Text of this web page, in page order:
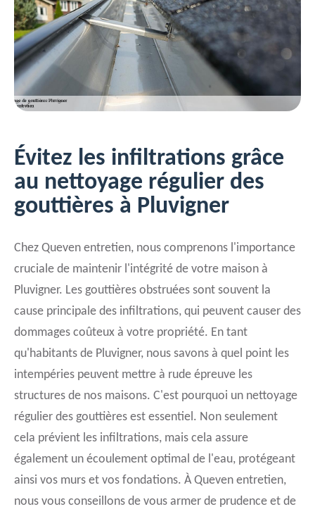
Évitez les infiltrations grâce
au nettoyage régulier des
gouttières à Pluvigner
Chez Queven entretien, nous comprenons l'importance
cruciale de maintenir l'intégrité de votre maison à
Pluvigner. Les gouttières obstruées sont souvent la
cause principale des infiltrations, qui peuvent causer des
dommages coûteux à votre propriété. En tant
qu'habitants de Pluvigner, nous savons à quel point les
intempéries peuvent mettre à rude épreuve les
structures de nos maisons. C'est pourquoi un nettoyage
régulier des gouttières est essentiel. Non seulement
cela prévient les infiltrations, mais cela assure
également un écoulement optimal de l'eau, protégeant
ainsi vos murs et vos fondations. À Queven entretien,
nous vous conseillons de vous armer de prudence et de